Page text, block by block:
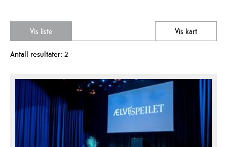
Vis liste Vis kart
Antall resultater: 2